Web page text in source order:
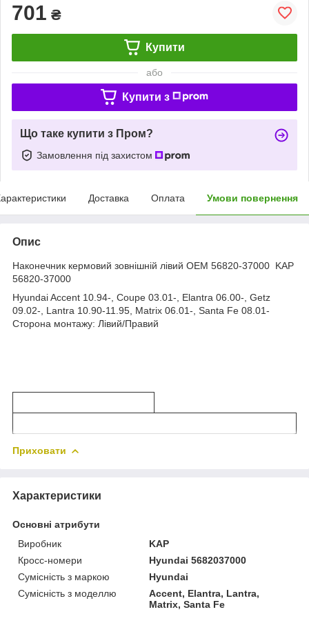
701 ₴
Купити
або
Купити з
Що таке купити з Пром?
Замовлення під захистом
Доставка Оплата Умови повернення
Опис
Наконечник кермовий зовнішній лівий OEM 56820-37000 KAP
56820-37000
Hyundai Accent 10.94-, Coupe 03.01-, Elantra 06.00-, Getz
09.02-, Lantra 10.90-11.95, Matrix 06.01-, Santa Fe 08.01-
Сторона монтажу: Лівий/Правий
Приховати
Характеристики
Основні атрибути
Виробник
KAP
Кросс-номери
Hyundai 5682037000
Сумісність з маркою
Hyundai
Сумісність з моделлю
Accent, Elantra, Lantra,
Matrix, Santa Fe